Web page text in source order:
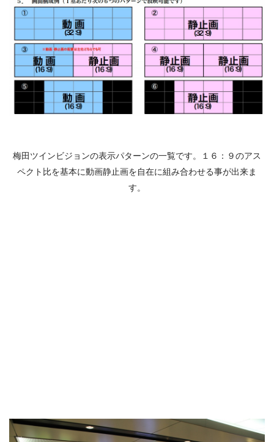
梅田ツインビジョンの表示パターンの一覧です。１６：９のアス
ペクト比を基本に動画静止画を自在に組み合わせる事が出来ま
す。